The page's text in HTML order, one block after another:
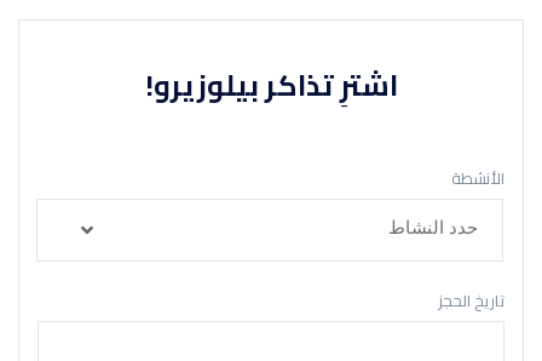
اشترِ تذاكر بيلوزيرو!
الأنشطة
حدد النشاط
تاريخ الحجز